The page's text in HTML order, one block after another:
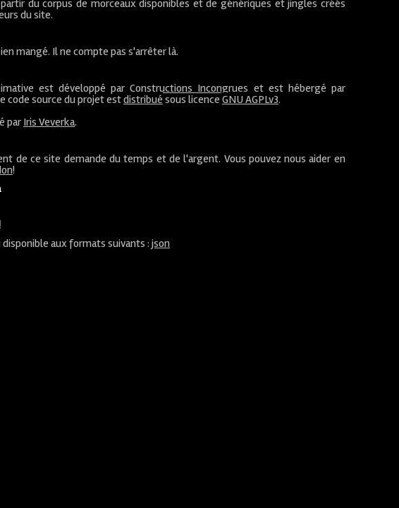
du corpus de morceaux disponibles et de génériques et jingles créés
du site.
mangé. Il ne compte pas s'arrêter là.
est développé parConstructions Incongrues et est hébergé par
code source du projet estdistribué sous licence GNU AGPLv3.
par Iris Veverka.
de ce site demande du temps et de l'argent. Vous pouvez nous aider en
!
disponible aux formats suivants : json